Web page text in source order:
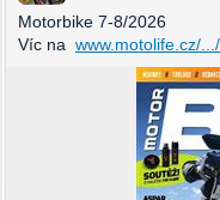
Motorbike 7-8/2026
Víc na www.motolife.cz/